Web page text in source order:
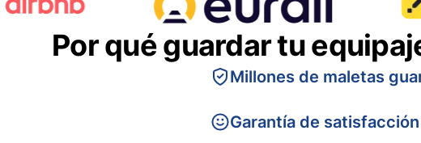
Por qué guardar tu
Millones de maletas
Garantía de